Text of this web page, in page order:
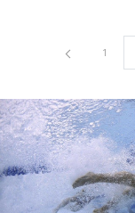
Pàgina
1